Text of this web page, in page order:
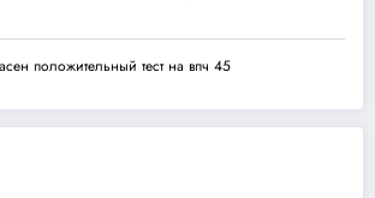
положительный тест на впч 45